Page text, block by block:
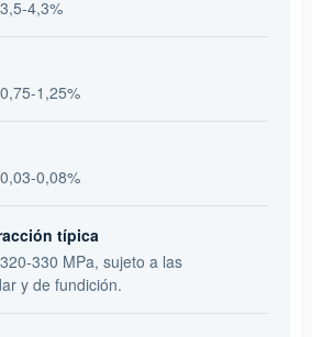
4,3%
1,25%
0,08%
típica
330 MPa, sujeto a las
y de fundición.